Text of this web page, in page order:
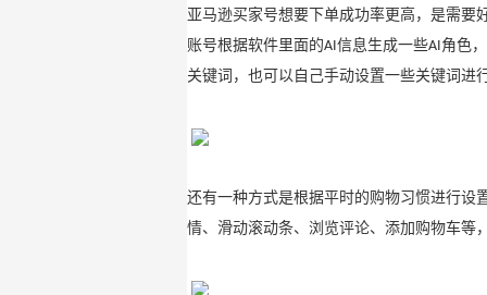
亚马逊买家号想要下单成功率更高，是需要
账号根据软件里面的AI信息生成一些AI角色
关键词，也可以自己手动设置一些关键词进
还有一种方式是根据平时的购物习惯进行设
情、滑动滚动条、浏览评论、添加购物车等